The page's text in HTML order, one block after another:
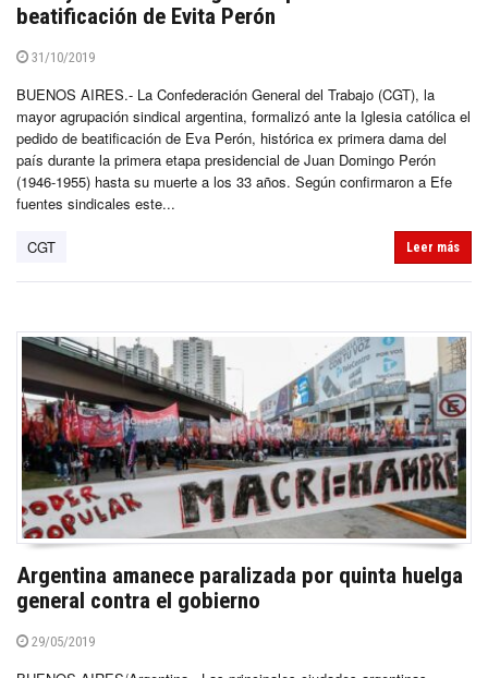
beatificación de Evita Perón
31/10/2019
BUENOS AIRES.- La Confederación General del Trabajo (CGT), la
mayor agrupación sindical argentina, formalizó ante la Iglesia católica el
pedido de beatificación de Eva Perón, histórica ex primera dama del
país durante la primera etapa presidencial de Juan Domingo Perón
(1946-1955) hasta su muerte a los 33 años. Según confirmaron a Efe
fuentes sindicales este...
CGT Leer más
Argentina amanece paralizada por quinta huelga
general contra el gobierno
29/05/2019